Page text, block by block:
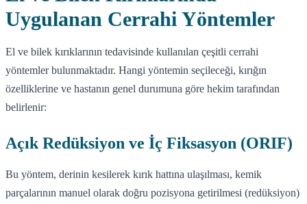
Uygulanan Cerrahi Yöntemler
El ve bilek kırıklarının tedavisinde kullanılan çeşitli cerrahi
yöntemler bulunmaktadır. Hangi yöntemin seçileceği, kırığın
özelliklerine ve hastanın genel durumuna göre hekim tarafından
belirlenir:
Açık Redüksiyon ve İç Fiksasyon (ORIF)
Bu yöntem, derinin kesilerek kırık hattına ulaşılması, kemik
parçalarının manuel olarak doğru pozisyona getirilmesi (redüksiyon)